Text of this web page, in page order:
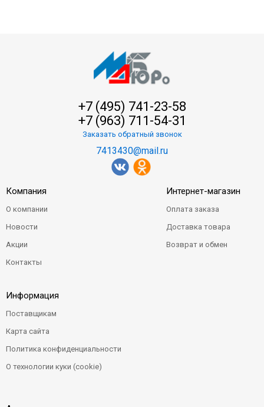
+7 (495) 741-23-58
+7 (963) 711-54-31
Заказать обратный звонок
7413430@mail.ru
Компания
О компании
Новости
Акции
Контакты
Интернет-магазин
Оплата заказа
Доставка товара
Возврат и обмен
Информация
Поставщикам
Карта сайта
Политика конфиденциальности
О технологии куки (cookie)